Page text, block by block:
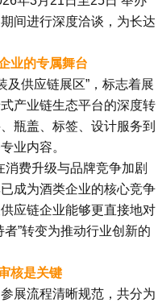
间进行深度洽谈，为长达
业的专属舞台
及供应链展区”，标志着展
产业链生态平台的深度转
瓶盖、标签、设计服务到
业内容。
费升级与品牌竞争加剧
成为酒类企业的核心竞争
应链企业能够更直接地对
”转变为推动行业创新的
核是关键
展流程清晰规范，共分为